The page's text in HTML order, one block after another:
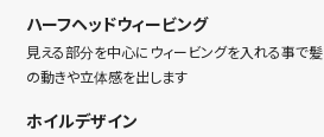
ハーフヘッドウィービング
見える部分を中心にウィービングを入れる事で髪
の動きや立体感を出します
ホイルデザイン